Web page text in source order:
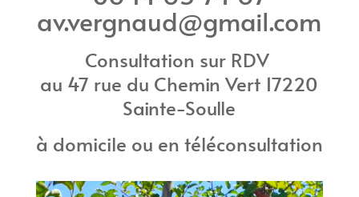
av.vergnaud@gmail.com
Consultation sur RDV
au 47 rue du Chemin Vert 17220
Sainte-Soulle
à domicile ou en téléconsultation